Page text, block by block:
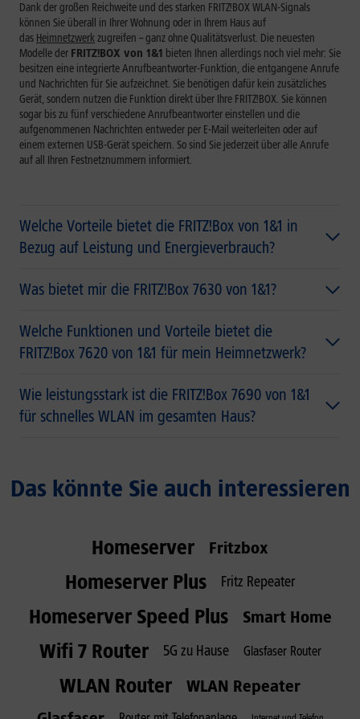
Dank der großen Reichweite und des starken FRITZ!BOX WLAN-Signals
können Sie überall in Ihrer Wohnung oder in Ihrem Haus auf
das Heimnetzwerkzugreifen – ganz ohne Qualitätsverlust. Die neuesten
Modelle der FRITZ!BOX von 1&1 bieten Ihnen allerdings noch viel mehr: Sie
besitzen eine integrierte Anrufbeantworter-Funktion, die entgangene Anrufe
und Nachrichten für Sie aufzeichnet. Sie benötigen dafür kein zusätzliches
Gerät, sondern nutzen die Funktion direkt über Ihre FRITZ!BOX. Sie können
sogar bis zu fünf verschiedene Anrufbeantworter einstellen und die
aufgenommenen Nachrichten entweder per E-Mail weiterleiten oder auf
einem externen USB-Gerät speichern. So sind Sie jederzeit über alle Anrufe
auf all Ihren Festnetznummern informiert.
Welche Vorteile bietet die FRITZ!Box von 1&1 in
Bezug auf Leistung und Energieverbrauch?
Was bietet mir die FRITZ!Box 7630 von 1&1?
Welche Funktionen und Vorteile bietet die
FRITZ!Box 7620 von 1&1 für mein Heimnetzwerk?
Wie leistungsstark ist die FRITZ!Box 7690 von 1&1
für schnelles WLAN im gesamten Haus?
Das könnte Sie auch interessieren
Homeserver Fritzbox
Homeserver Plus Fritz Repeater
Homeserver Speed Plus Smart Home
Wifi 7 Router 5G zu Hause Glasfaser Router
WLAN Router
WLAN Repeater